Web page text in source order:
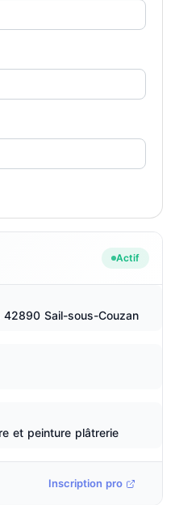
Actif
Sail-sous-Couzan
et peinture plâtrerie
Inscription pro